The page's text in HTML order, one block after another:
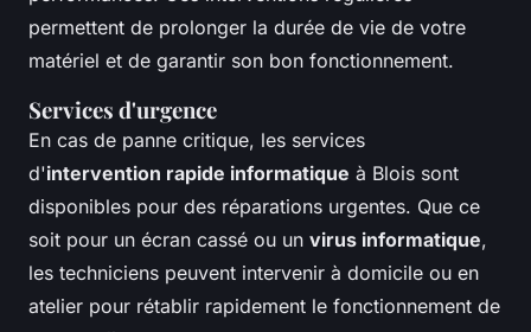
permettent de prolonger la durée de vie de votre
matériel et de garantir son bon fonctionnement.
Services d'urgence
En cas de panne critique, les services
d'intervention rapide informatique à Blois sont
disponibles pour des réparations urgentes. Que ce
soit pour un écran cassé ou un virus informatique,
les techniciens peuvent intervenir à domicile ou en
atelier pour rétablir rapidement le fonctionnement de